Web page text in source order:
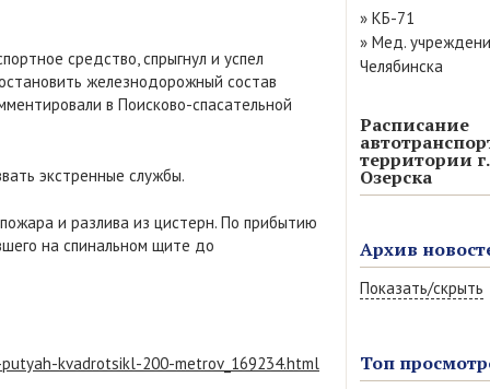
средство, спрыгнул и успел
железнодорожный состав
в Поисково-спасательной
экстренные службы.
и разлива из цистерн. По прибытию
на спинальном щите до
kvadrotsikl-200-metrov_169234.html
» КБ-71
» Мед.
Челябинска
Расписание
территории г.
Озерска
Архив
Показать/скрыть
Июль 2026 (77)
Июнь 2026 (52)
Топ